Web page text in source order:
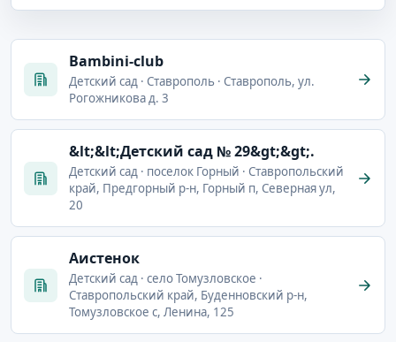
Bambini-club
Детский сад · Ставрополь · Ставрополь, ул.
Рогожникова д. 3
&lt;&lt;Детский сад № 29&gt;&gt;.
Детский сад · поселок Горный · Ставропольский
край, Предгорный р-н, Горный п, Северная ул,
20
Аистенок
Детский сад · село Томузловское ·
Ставропольский край, Буденновский р-н,
Томузловское с, Ленина, 125